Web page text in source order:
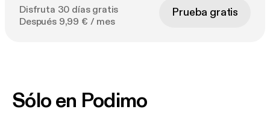
Disfruta 30 días gratis
Después 9,99 € / mes
Prueba gratis
Sólo en Podimo